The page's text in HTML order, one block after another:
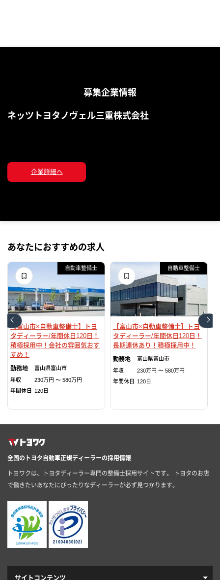
募集企業情報
ネッツトヨタノヴェル三重株式会社
企業詳細へ
あなたにおすすめの求人
自動車整備士
【富山市×自動車整備士】トヨ
タディーラー/年間休日120日！
積極採用中！会社の雰囲気おす
すめ！
富山県富山市
年収
230万円 〜 580万円
年間休日
120日
自動車整備士
【富山市×自動車整備士】トヨ
タディーラー/年間休日120日！
長期連休あり！積極採用中！
富山県富山市
年収
230万円 〜 580万円
年間休日
120日
全国のトヨタ自動車正規ディーラーの採用情報
トヨワクは、トヨタディーラー専門の整備士採用サイトです。 トヨタのお店
で働きたいあなたにぴったりなディーラーが必ず見つかります。
サイトコンテンツ